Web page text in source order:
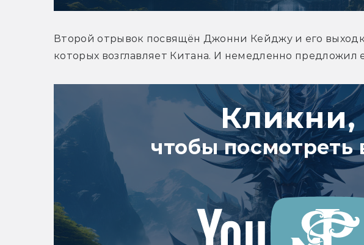
Второй отрывок посвящён Джонни Кейджу и его
которых возглавляет Китана. И немедленно предложил
Кликни,
чтобы посмотреть